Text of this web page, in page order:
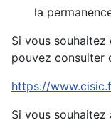
la
Si vous souhaitez
pouvez consulter
https://
Si vous souhaitez